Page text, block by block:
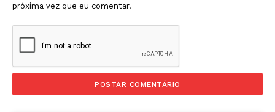
próxima vez que eu comentar.